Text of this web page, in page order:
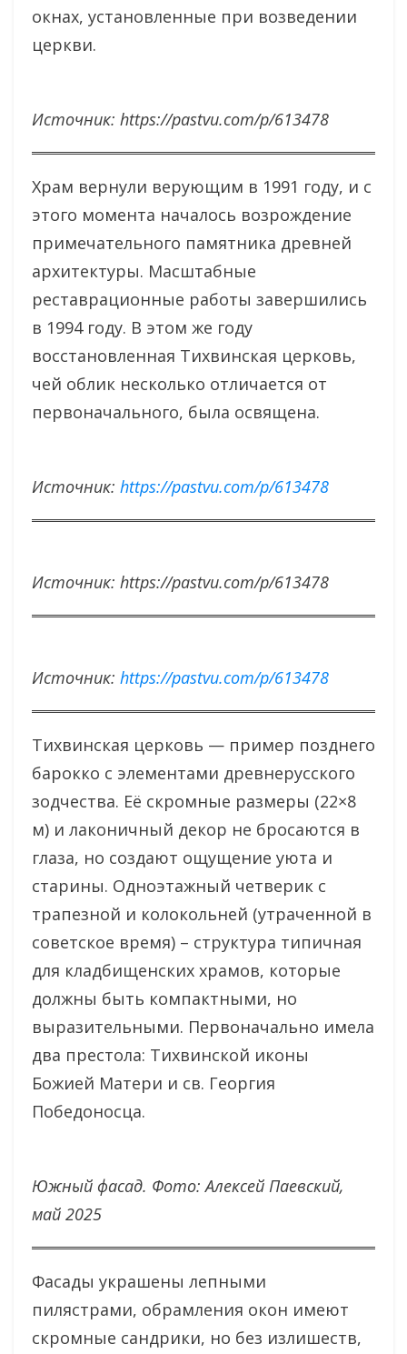
окнах, установленные при возведении
церкви.
Источник: https://pastvu.com/p/613478
Храм вернули верующим в 1991 году, и с
этого момента началось возрождение
примечательного памятника древней
архитектуры. Масштабные
реставрационные работы завершились
в 1994 году. В этом же году
восстановленная Тихвинская церковь,
чей облик несколько отличается от
первоначального, была освящена.
Источник: https://pastvu.com/p/613478
Источник: https://pastvu.com/p/613478
Источник: https://pastvu.com/p/613478
Тихвинская церковь — пример позднего
барокко с элементами древнерусского
зодчества. Её скромные размеры (22×8
м) и лаконичный декор не бросаются в
глаза, но создают ощущение уюта и
старины. Одноэтажный четверик с
трапезной и колокольней (утраченной в
советское время) – структура типичная
для кладбищенских храмов, которые
должны быть компактными, но
выразительными. Первоначально имела
два престола: Тихвинской иконы
Божией Матери и св. Георгия
Победоносца.
Южный фасад. Фото: Алексей Паевский,
май 2025
Фасады украшены лепными
пилястрами, обрамления окон имеют
скромные сандрики, но без излишеств,